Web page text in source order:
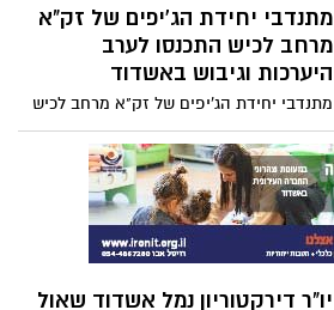
מאות מבוגרי ובוגרות שכבת י"ב העומדים
בפני גיוסם לצה"ל ולמערכת הביטחון,
הבמה, שהוקדש כולו להוקרת הדור הצעיר
ולליוויו לקראת אחד הצמתים המשמעותיים
בחייו
מתנדבי יחידת הג'יפים של זק"א
מרחב לכיש התכנסו לערב
היערכות וגיבוש באשדוד
מתנדבי יחידת הג'יפים של זק"א מרחב לכיש
התכנסו באשדוד לערב מיוחד של היכרות,
גיבוש והיערכות להמשך פעילות היחידה,
במתחם זק"א באשדוד, במטרה לחזק את
המענה המבצעי בשטח ולהרחיב את יכולות
הפעולה במקרי חירום, חיפושים ואיתור
נעדרים
יו"ר דירקטוריון נמל אשדוד שאול